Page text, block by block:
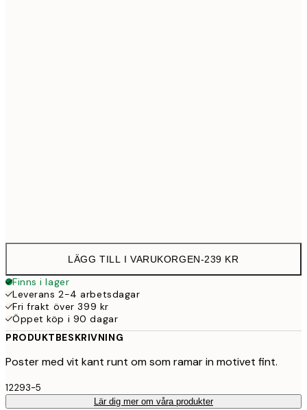
LÄGG TILL I VARUKORGEN-239 KR
Finns i lager
Leverans 2-4 arbetsdagar
Fri frakt över 399 kr
Öppet köp i 90 dagar
PRODUKTBESKRIVNING
Poster med vit kant runt om som ramar in motivet fint.
12293-5
Lär dig mer om våra produkter